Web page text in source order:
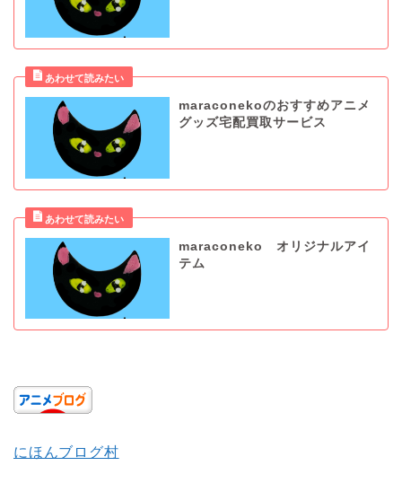
maraconekoのおすすめアニメ
グッズ宅配買取サービス
maraconeko オリジナルアイ
テム
にほんブログ村